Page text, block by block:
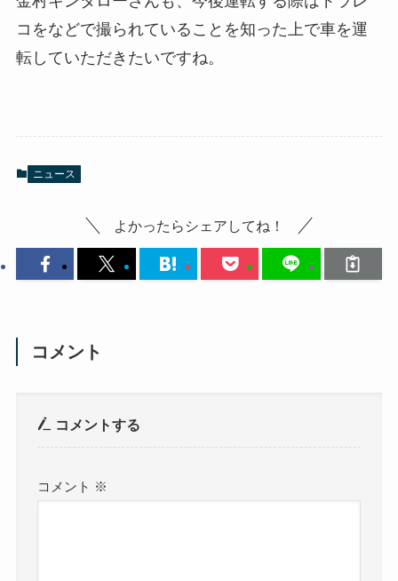
コをなどで撮られていることを知った上で車を運
転していただきたいですね。
ニュース
よかったらシェアしてね！
コメント
コメントする
コメント ※